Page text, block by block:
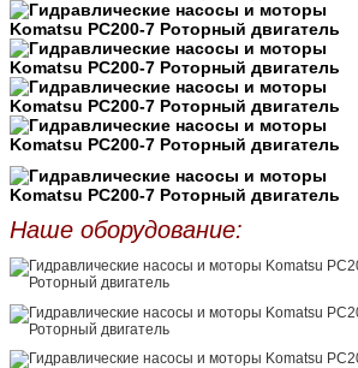
Наше оборудование: